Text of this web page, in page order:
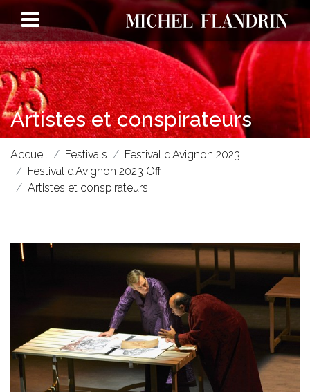
Artistes et conspirateurs
Accueil Festivals
Festival d'Avignon 2023
Festival d'Avignon 2023 Off
Artistes et conspirateurs